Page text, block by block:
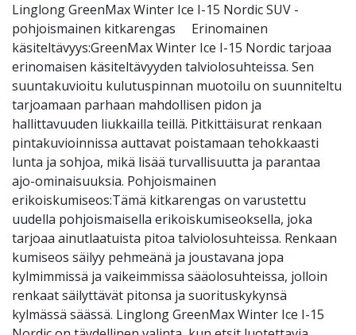
Linglong GreenMax Winter Ice I-15 Nordic SUV -
pohjoismainen kitkarengas Erinomainen
käsiteltävyys:GreenMax Winter Ice I-15 Nordic tarjoaa
erinomaisen käsiteltävyyden talviolosuhteissa. Sen
suuntakuvioitu kulutuspinnan muotoilu on suunniteltu
tarjoamaan parhaan mahdollisen pidon ja
hallittavuuden liukkailla teillä. Pitkittäisurat renkaan
pintakuvioinnissa auttavat poistamaan tehokkaasti
lunta ja sohjoa, mikä lisää turvallisuutta ja parantaa
ajo-ominaisuuksia. Pohjoismainen
erikoiskumiseos:Tämä kitkarengas on varustettu
uudella pohjoismaisella erikoiskumiseoksella, joka
tarjoaa ainutlaatuista pitoa talviolosuhteissa. Renkaan
kumiseos säilyy pehmeänä ja joustavana jopa
kylmimmissä ja vaikeimmissa sääolosuhteissa, jolloin
renkaat säilyttävät pitonsa ja suorituskykynsä
kylmässä säässä. Linglong GreenMax Winter Ice I-15